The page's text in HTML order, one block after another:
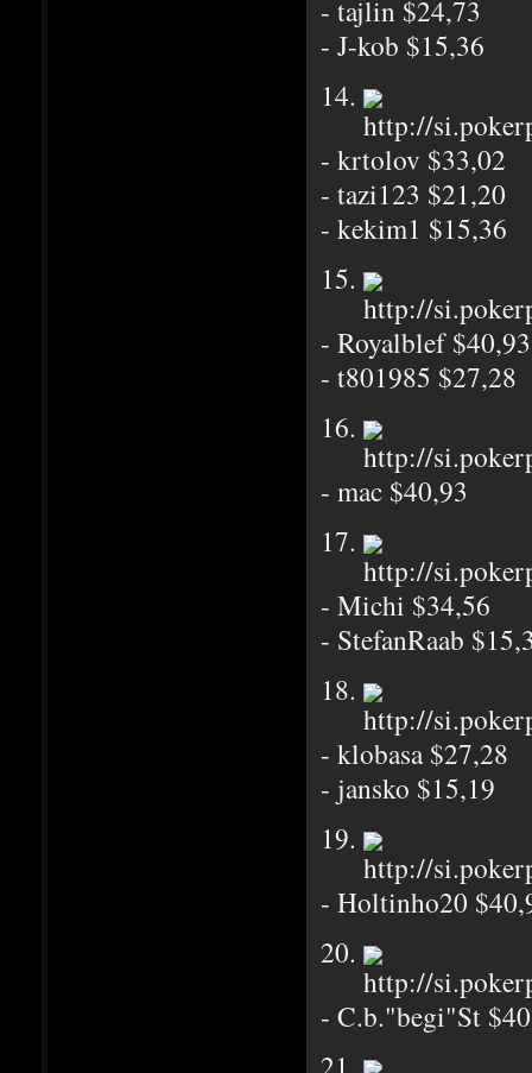
- tajlin $24,73
- J-kob $15,36
14.
- krtolov $33,02
- tazi123 $21,20
- kekim1 $15,36
15.
- Royalblef $40,93
- t801985 $27,28
16.
- mac $40,93
17.
- Michi $34,56
- StefanRaab
18.
- klobasa $27,28
- jansko $15,19
19.
- Holtinho20
20.
- C.b."begi"St